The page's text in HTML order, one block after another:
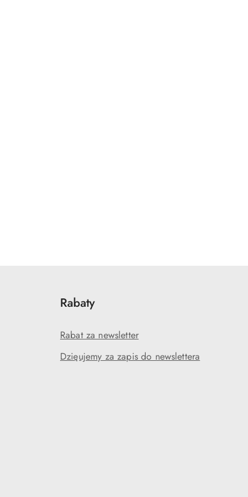
Rabaty
Rabat za newsletter
Dzięujemy za zapis do newslettera